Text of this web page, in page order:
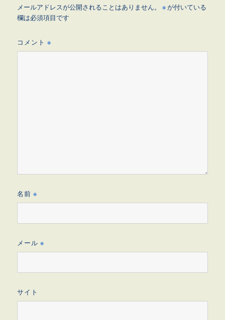
メールアドレスが公開されることはありません。 ※が付いている
欄は必須項目です
コメント※
名前※
メール※
サイト